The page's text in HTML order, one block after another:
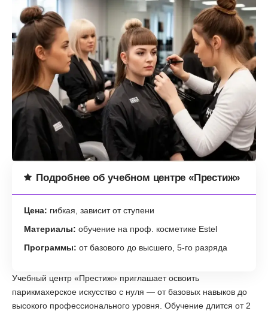
Подробнее об учебном центре «Престиж»
Цена: гибкая, зависит от ступени
Материалы: обучение на проф. косметике Estel
Программы: от базового до высшего, 5-го разряда
Учебный центр «Престиж» приглашает освоить
парикмахерское искусство с нуля — от базовых навыков до
высокого профессионального уровня. Обучение длится от 2